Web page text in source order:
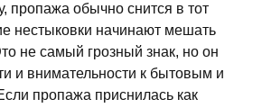
пропажа обычно снится в тот
нестыковки начинают мешать
не самый грозный знак, но он
и внимательности к бытовым и
пропажа приснилась как